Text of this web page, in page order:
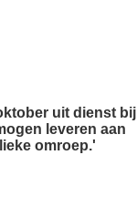
uit dienst bij
leveren aan
omroep.'